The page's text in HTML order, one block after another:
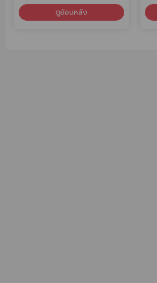
ดูย้อนหลัง